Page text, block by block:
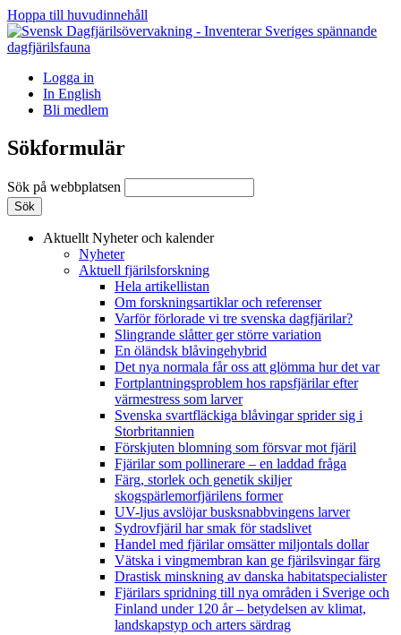
Hoppa till huvudinnehåll
Logga in
In English
Bli medlem
Sökformulär
Sök på webbplatsen
Aktuellt Nyheter och kalender
Nyheter
Aktuell fjärilsforskning
Hela artikellistan
Om forskningsartiklar och referenser
Varför förlorade vi tre svenska dagfjärilar?
Slingrande slåtter ger större variation
En öländsk blåvingehybrid
Det nya normala får oss att glömma hur det var
Fortplantningsproblem hos rapsfjärilar efter
värmestress som larver
Svenska svartfläckiga blåvingar sprider sig i
Storbritannien
Förskjuten blomning som försvar mot fjäril
Fjärilar som pollinerare – en laddad fråga
Färg, storlek och genetik skiljer
skogspärlemorfjärilens former
UV-ljus avslöjar busksnabbvingens larver
Sydrovfjäril har smak för stadslivet
Handel med fjärilar omsätter miljontals dollar
Vätska i vingmembran kan ge fjärilsvingar färg
Drastisk minskning av danska habitatspecialister
Fjärilars spridning till nya områden i Sverige och
Finland under 120 år– betydelsen av klimat,
landskapstyp och arters särdrag